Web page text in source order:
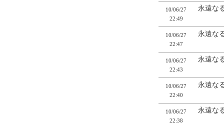
10/06/27
22:49
永遠な
10/06/27
22:47
永遠な
10/06/27
22:43
永遠な
10/06/27
22:40
永遠な
10/06/27
22:38
永遠な